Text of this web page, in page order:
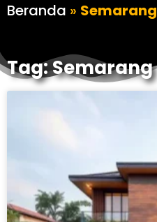
Beranda » Semarang
Tag: Semarang